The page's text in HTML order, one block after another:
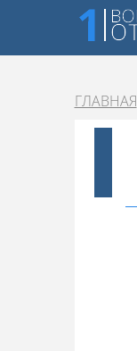
ГЛАВНАЯ